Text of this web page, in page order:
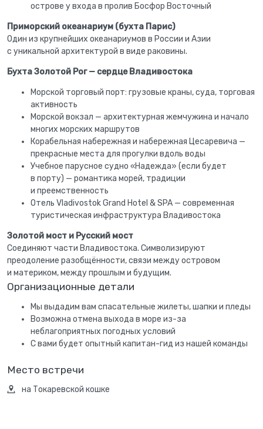
острове у входа в пролив Босфор Восточный
Приморский океанариум (бухта Парис)
Один из крупнейших океанариумов в России и Азии
с уникальной архитектурой в виде раковины.
Бухта Золотой Рог — сердце Владивостока
Морской торговый порт: грузовые краны, суда, торговая
активность
Морской вокзал — архитектурная жемчужина и начало
многих морских маршрутов
Корабельная набережная и набережная Цесаревича —
прекрасные места для прогулки вдоль воды
Учебное парусное судно «Надежда» (если будет
в порту) — романтика морей, традиции
и преемственность
Отель Vladivostok Grand Hotel & SPA — современная
туристическая инфраструктура Владивостока
Золотой мост и Русский мост
Соединяют части Владивостока. Символизируют
преодоление разобщённости, связи между островом
и материком, между прошлым и будущим.
Организационные детали
Мы выдадим вам спасательные жилеты, шапки и пледы
Возможна отмена выхода в море из-за
неблагоприятных погодных условий
С вами будет опытный капитан-гид из нашей команды
Место встречи
на Токаревской кошке